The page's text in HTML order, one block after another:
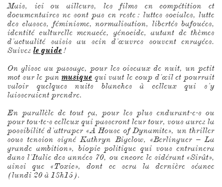
Mais, ici ou ailleurs, les films en compétition et
documentaires ne sont pas en reste : luttes sociales, lutte
des classes, féminisme, normalisation, libertés bafouées,
identité culturelle menacée, génocide, autant de thèmes
d’actualité saisis au sein d’œuvres souvent enragées.
Suivez le guide!
On glisse au passage, pour les oiseaux de nuit, un petit
mot sur le pan musique qui vaut le coup d’œil et pourrait
valoir quelques nuits blanches à celleux qui s’y
laisseraient prendre.
En parallèle de tout ça, pour les plus endurant·e·s ou
pour tou·te·s celleux qui passeront leur tour, vous aurez la
possibilité d’attraper «A House of Dynamite», un thriller
sous tension signé Kathryn Bigelow, «Berlinguer – La
grande ambition», biopic politique qui vous entrainera
dans l’Italie des années 70, ou encore le sidérant «Sirât»,
ainsi que «Toxic», dont ce sera la dernière séance
(lundi 20 à 18h15).